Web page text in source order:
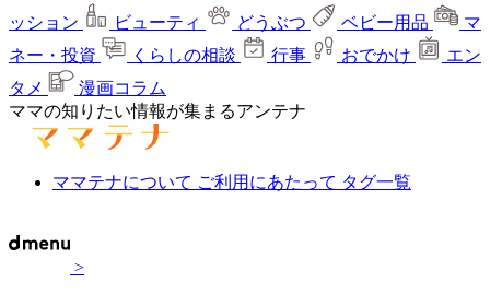
ッション
ビューティ どうぶつ ベビー用品
マ
ネー・投資
くらしの相談 行事 おでかけ
エン
タメ
漫画コラム
ママの知りたい情報が集まるアンテナ
ママテナについて ご利用にあたって タグ一覧
>